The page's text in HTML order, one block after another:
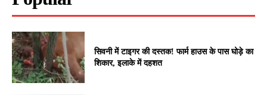
सिवनी में टाइगर की दस्तक! फार्म हाउस के पास घोड़े का
शिकार, इलाके में दहशत